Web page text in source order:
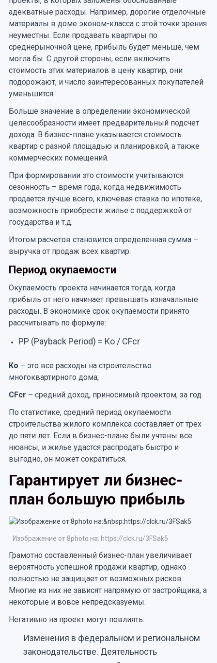
адекватные расходы. Например, дорогие отделочные
материалы в доме эконом-класса с этой точки зрения
неуместны. Если продавать квартиры по
среднерыночной цене, прибыль будет меньше, чем
могла бы. С другой стороны, если включить
стоимость этих материалов в цену квартир, они
подорожают, и число заинтересованных покупателей
уменьшится.
Больше значение в определении экономической
целесообразности имеет предварительный подсчет
дохода. В бизнес-плане указывается стоимость
квартир с разной площадью и планировкой, а также
коммерческих помещений.
При формировании это стоимости учитываются
сезонность – время года, когда недвижимость
продается лучше всего, ключевая ставка по ипотеке,
возможность приобрести жилье с поддержкой от
государства и т.д.
Итогом расчетов становится определенная сумма –
выручка от продаж всех квартир.
Период окупаемости
Окупаемость проекта начинается тогда, когда
прибыль от него начинает превышать изначальные
расходы. В экономике срок окупаемости принято
рассчитывать по формуле:
РР (Payback Period) = Ко / CFcr
Ко – это все расходы на строительство
многоквартирного дома;
CFcr – средний доход, приносимый проектом, за год.
По статистике, средний период окупаемости
строительства жилого комплекса составляет от трех
до пяти лет. Если в бизнес-плане были учтены все
нюансы, и жилье удастся распродать быстро и
выгодно, он может сократиться.
Гарантирует ли бизнес-
план большую прибыль
Изображение от 8photo на: https://clck.ru/3FSak5
Грамотно составленный бизнес-план увеличивает
вероятность успешной продажи квартир, однако
полностью не защищает от возможных рисков.
Многие из них не зависят напрямую от застройщика, а
некоторые и вовсе непредсказуемы.
Негативно на проект могут повлиять:
Изменения в федеральном и региональном
законодательстве. Деятельность